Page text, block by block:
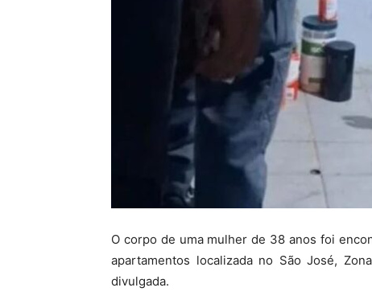
O corpo de uma mulher de 38 anos foi
apartamentos localizada no São José,
divulgada.